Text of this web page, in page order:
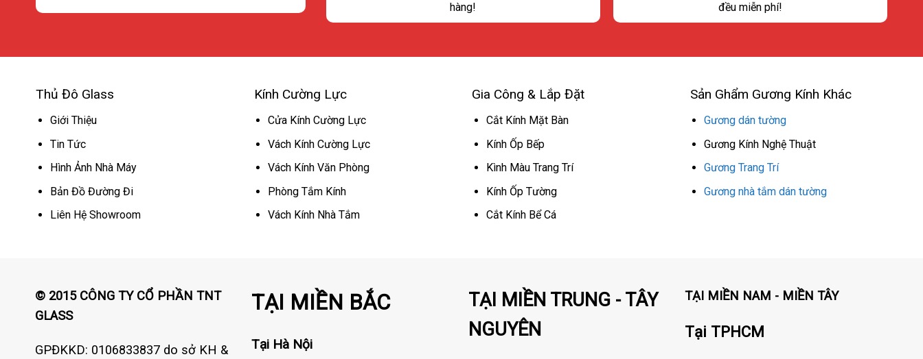
hàng!
đều miễn phí!
Thủ Đô Glass
Giới Thiệu
Tin Tức
Hình Ảnh Nhà Máy
Bản Đồ Đường Đi
Liên Hệ Showroom
Kính Cường Lực
Cửa Kính Cường Lực
Vách Kính Cường Lực
Vách Kính Văn Phòng
Phòng Tắm Kính
Vách Kính Nhà Tắm
Gia Công & Lắp Đặt
Cắt Kính Mặt Bàn
Kính Ốp Bếp
Kình Màu Trang Trí
Kính Ốp Tường
Cắt Kính Bể Cá
Sản Ghẩm Gương Kính Khác
Gương dán tường
Gương Kính Nghệ Thuật
Gương Trang Trí
Gương nhà tắm dán tường
© 2015 CÔNG TY CỔ PHẦN TNT
GLASS
GPĐKKD: 0106833837 do sở KH &
TẠI MIỀN BẮC
Tại Hà Nội
TẠI MIỀN TRUNG - TÂY
NGUYÊN
TẠI MIỀN NAM - MIỀN TÂY
Tại TPHCM